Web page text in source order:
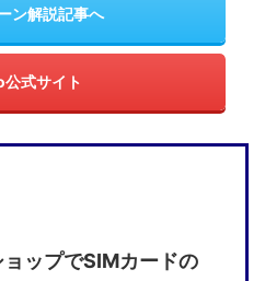
ン解説記事へ
式サイト
ョップでSIMカードの